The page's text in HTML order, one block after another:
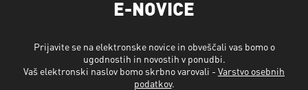
E-NOVICE
Prijavite se na elektronske novice in obveščali vas bomo o
ugodnostih in novostih v ponudbi.
Vaš elektronski naslov bomo skrbno varovali - Varstvo osebnih
podatkov.